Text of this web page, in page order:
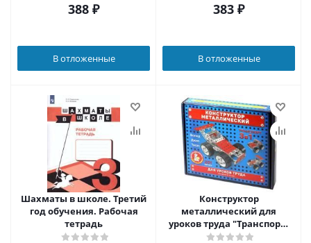
388 ₽
В отложенные
383 ₽
В отложенные
Шахматы в школе. Третий
год обучения. Рабочая
тетрадь
Конструктор
металлический для
уроков труда "Транспорт"
3 в 1